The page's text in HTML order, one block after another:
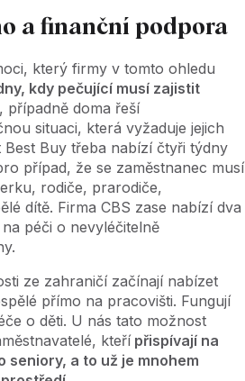
a finanční podpora
který firmy v tomto ohledu
kdy pečující musí zajistit
, případně doma řeší
situaci, která vyžaduje jejich
Buy třeba nabízí čtyři týdny
případ, že se zaměstnanec musí
rodiče, prarodiče,
dítě. Firma CBS zase nabízí dva
péči o nevyléčitelně
ze zahraničí začínají nabízet
přímo na pracovišti. Fungují
o děti. U nás tato možnost
kteřípřispívají na
seniory, a to už je mnohem